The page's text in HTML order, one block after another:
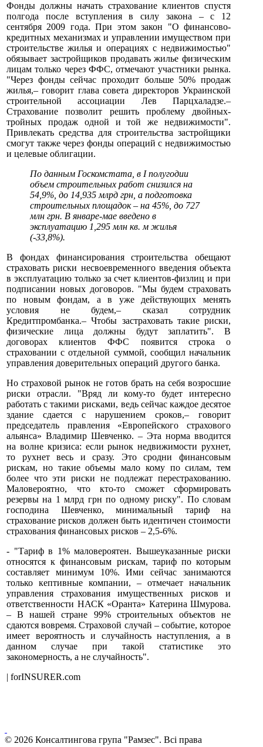
Фонды должны начать страхование клиентов спустя
полгода после вступления в силу закона – с 12
сентября 2009 года. При этом закон "О финансово-
кредитных механизмах и управлении имуществом при
строительстве жилья и операциях с недвижимостью"
обязывает застройщиков продавать жилье физическим
лицам только через ФФС, отмечают участники рынка.
"Через фонды сейчас проходит больше 50% продаж
жилья,– говорит глава совета директоров Украинской
строительной ассоциации Лев Парцхаладзе.–
Страхование позволит решить проблему двойных-
тройных продаж одной и той же недвижимости".
Привлекать средства для строительства застройщики
смогут также через фонды операций с недвижимостью
и целевые облигации.
По данным Госкомстата, в I полугодии
объем строительных работ снизился на
54,9%, до 14,935 млрд грн, а подготовка
строительных площадок – на 45%, до 727
млн грн. В январе-мае введено в
эксплуатацию 1,295 млн кв. м жилья
(-33,8%).
В фондах финансирования строительства обещают
страховать риски несвоевременного введения объекта
в эксплуатацию только за счет клиентов-физлиц и при
подписании новых договоров. "Мы будем страховать
по новым фондам, а в уже действующих менять
условия не будем,– сказал сотрудник
Кредитпромбанка.– Чтобы застраховать такие риски,
физические лица должны будут заплатить". В
договорах клиентов ФФС появится строка о
страховании с отдельной суммой, сообщил начальник
управления доверительных операций другого банка.
Но страховой рынок не готов брать на себя возросшие
риски отрасли. "Вряд ли кому-то будет интересно
работать с такими рисками, ведь сейчас каждое десятое
здание сдается с нарушением сроков,– говорит
председатель правления «Европейского страхового
альянса» Владимир Шевченко. – Эта норма вводится
на волне кризиса: если рынок недвижимости рухнет,
то рухнет весь и сразу. Это сродни финансовым
рискам, но такие объемы мало кому по силам, тем
более что эти риски не подлежат перестрахованию.
Маловероятно, что кто-то сможет сформировать
резервы на 1 млрд грн по одному риску". По словам
господина Шевченко, минимальный тариф на
страхование рисков должен быть идентичен стоимости
страхования финансовых рисков – 2,5-6%.
- "Тариф в 1% маловероятен. Вышеуказанные риски
относятся к финансовым рискам, тариф по которым
составляет минимум 10%. Ими сейчас занимаются
только кептивные компании, – отмечает начальник
управления страхования имущественных рисков и
ответственности НАСК «Оранта» Катерина Шмурова.
– В нашей стране 99% строительных объектов не
сдаются вовремя. Страховой случай – событие, которое
имеет вероятность и случайность наступления, а в
данном случае при такой статистике это
закономерность, а не случайность".
| forINSURER.com
© 2026 Консалтингова група "Рамзес". Всі права